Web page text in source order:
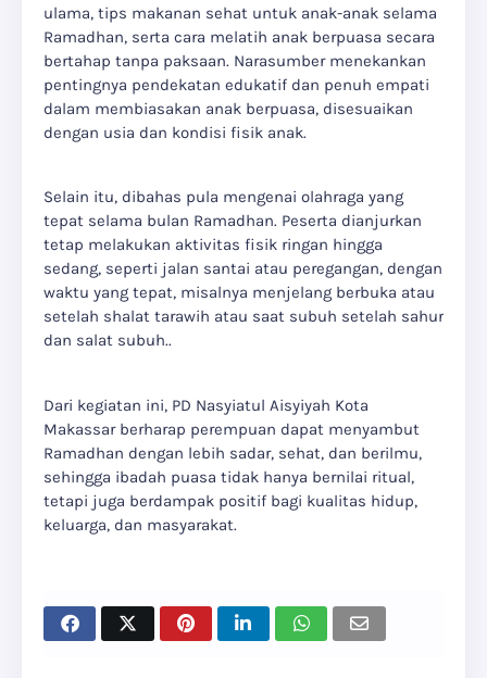
ulama, tips makanan sehat untuk anak-anak selama
Ramadhan, serta cara melatih anak berpuasa secara
bertahap tanpa paksaan. Narasumber menekankan
pentingnya pendekatan edukatif dan penuh empati
dalam membiasakan anak berpuasa, disesuaikan
dengan usia dan kondisi fisik anak.
Selain itu, dibahas pula mengenai olahraga yang
tepat selama bulan Ramadhan. Peserta dianjurkan
tetap melakukan aktivitas fisik ringan hingga
sedang, seperti jalan santai atau peregangan, dengan
waktu yang tepat, misalnya menjelang berbuka atau
setelah shalat tarawih atau saat subuh setelah sahur
dan salat subuh..
Dari kegiatan ini, PD Nasyiatul Aisyiyah Kota
Makassar berharap perempuan dapat menyambut
Ramadhan dengan lebih sadar, sehat, dan berilmu,
sehingga ibadah puasa tidak hanya bernilai ritual,
tetapi juga berdampak positif bagi kualitas hidup,
keluarga, dan masyarakat.